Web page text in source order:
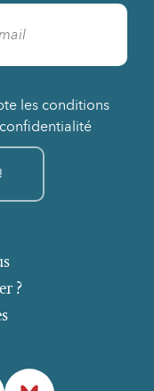
les conditions
?
Bluesky